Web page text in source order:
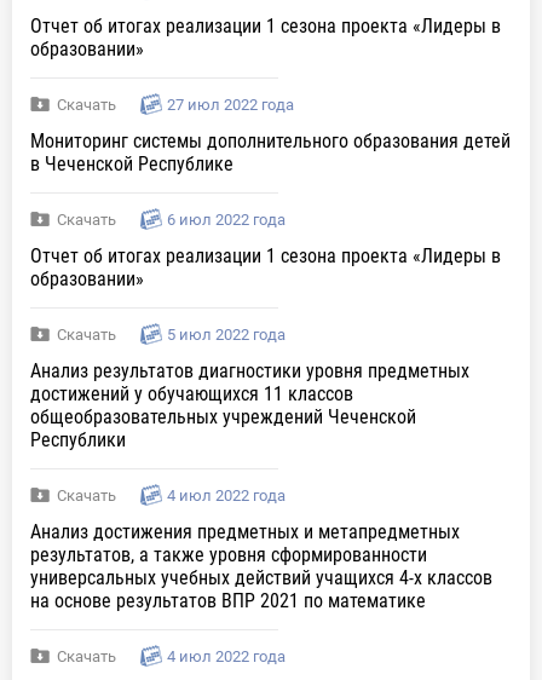
Отчет об итогах реализации 1 сезона проекта «Лидеры в
образовании»
Скачать 27 июл 2022 года
Мониторинг системы дополнительного образования детей
в Чеченской Республике
Скачать 6 июл 2022 года
Отчет об итогах реализации 1 сезона проекта «Лидеры в
образовании»
Скачать 5 июл 2022 года
Анализ результатов диагностики уровня предметных
достижений у обучающихся 11 классов
общеобразовательных учреждений Чеченской
Республики
Скачать 4 июл 2022 года
Анализ достижения предметных и метапредметных
результатов, а также уровня сформированности
универсальных учебных действий учащихся 4-х классов
на основе результатов ВПР 2021 по математике
Скачать 4 июл 2022 года